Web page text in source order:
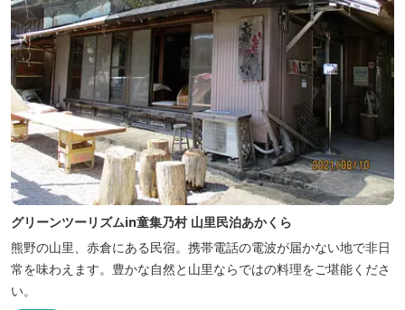
グリーンツーリズムin童集乃村 山里民泊あかくら
熊野の山里、赤倉にある民宿。携帯電話の電波が届かない地で非日
常を味わえます。豊かな自然と山里ならではの料理をご堪能くださ
い。